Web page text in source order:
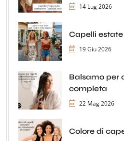
14 Lug 2026
Capelli
19 Giu 2026
Balsamo per
completa
22 Mag 2026
Colore di